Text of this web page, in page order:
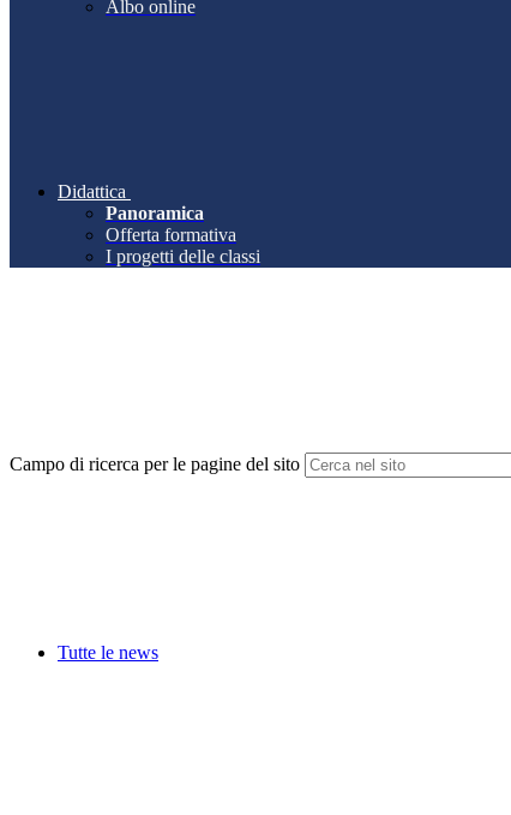
Albo online
Didattica
Panoramica
Offerta formativa
I progetti delle classi
Campo di ricerca per le pagine del sito
Tutte le news